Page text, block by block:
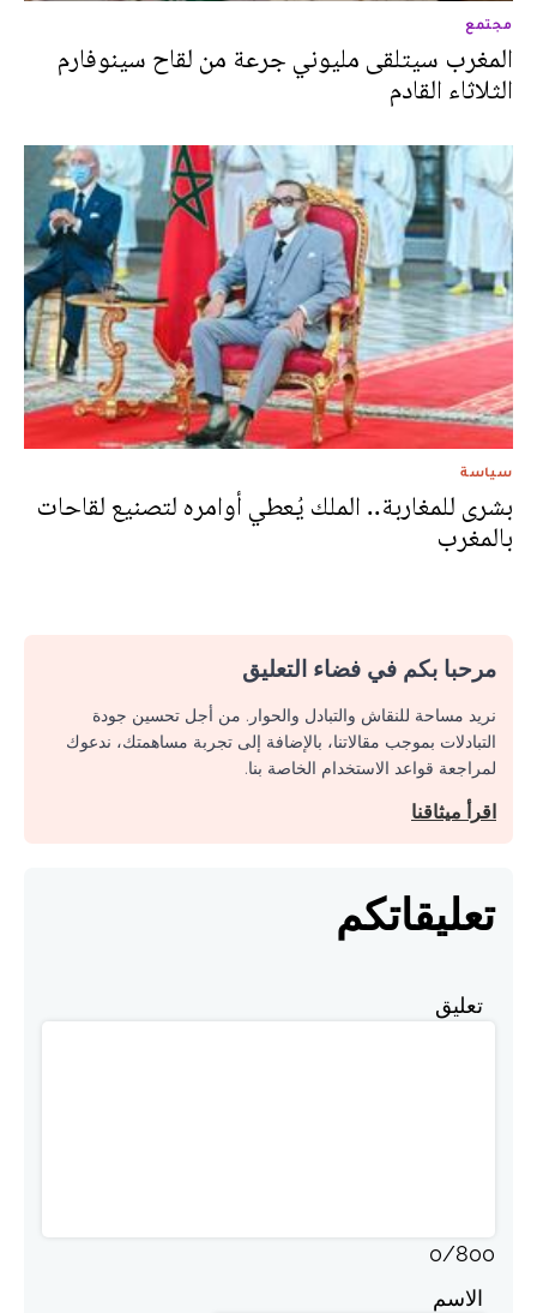
مجتمع
المغرب سيتلقى مليوني جرعة من لقاح سينوفارم
الثلاثاء القادم
سياسة
بشرى للمغاربة.. الملك يُعطي أوامره لتصنيع لقاحات
بالمغرب
مرحبا بكم في فضاء التعليق
نريد مساحة للنقاش والتبادل والحوار. من أجل تحسين جودة
التبادلات بموجب مقالاتنا، بالإضافة إلى تجربة مساهمتك، ندعوك
لمراجعة قواعد الاستخدام الخاصة بنا.
اقرأ ميثاقنا
تعليقاتكم
تعليق
0/800
الاسم